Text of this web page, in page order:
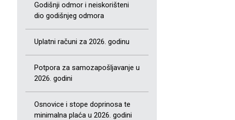
Godišnji odmor i neiskorišteni
dio godišnjeg odmora
Uplatni računi za 2026. godinu
Potpora za samozapošljavanje u
2026. godini
Osnovice i stope doprinosa te
minimalna plaća u 2026. godini